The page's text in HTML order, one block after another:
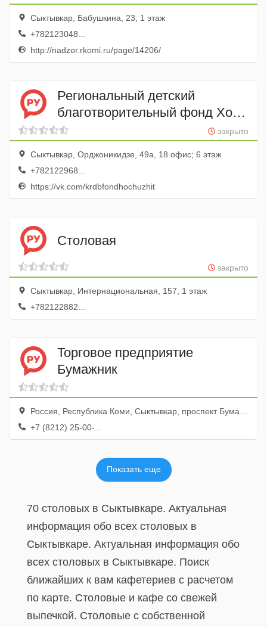
Сыктывкар, Бабушкина, 23, 1 этаж
+782123048...
http://nadzor.rkomi.ru/page/14206/
Региональный детский
благотворительный фонд Хочу
жить
закрыто
Сыктывкар, Орджоникидзе, 49а, 18 офис; 6 этаж
+782122968...
https://vk.com/krdbfondhochuzhit
Столовая
закрыто
Сыктывкар, Интернациональная, 157, 1 этаж
+782122882...
Торговое предприятие
Бумажник
Россия, Республика Коми, Сыктывкар, проспект Бумажников, 2
+7 (8212) 25-00-...
Показать еще
70 столовых в Сыктывкаре. Актуальная
информация обо всех столовых в
Сыктывкаре. Актуальная информация обо
всех столовых в Сыктывкаре. Поиск
ближайших к вам кафетериев с расчетом
по карте. Столовые и кафе со свежей
выпечкой. Столовые с собственной